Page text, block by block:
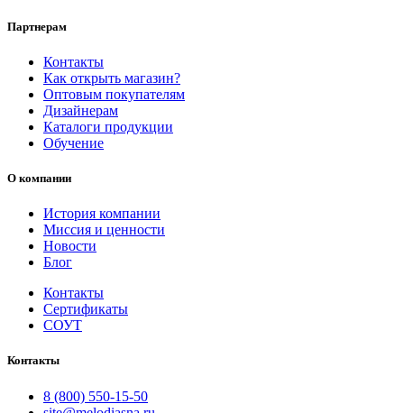
Партнерам
Контакты
Как открыть магазин?
Оптовым покупателям
Дизайнерам
Каталоги продукции
Обучение
О компании
История компании
Миссия и ценности
Новости
Блог
Контакты
Сертификаты
СОУТ
Контакты
8 (800) 550-15-50